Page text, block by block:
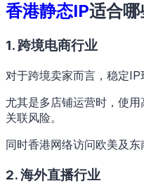
香港静态IP适合哪
1. 跨境电商行业
对于跨境卖家而言，稳定IP
尤其是多店铺运营时，使
关联风险。
同时香港网络访问欧美及东
2. 海外直播行业